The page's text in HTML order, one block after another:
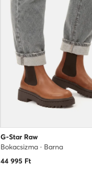
G-Star Raw
Bokacsizma · Barna
44 995 Ft